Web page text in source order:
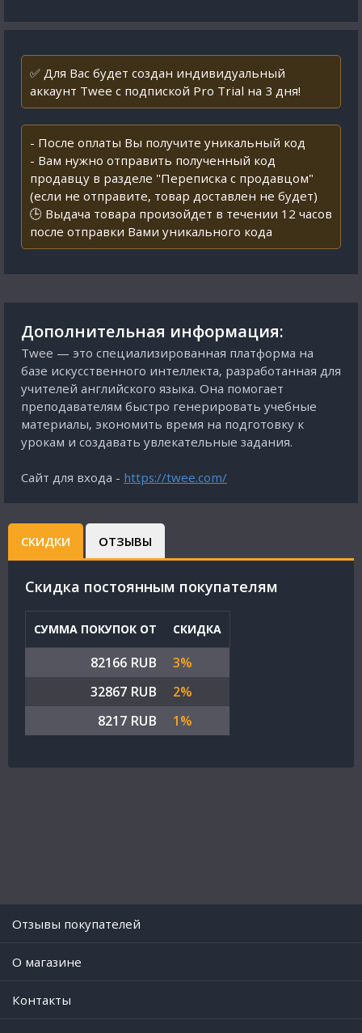
✅ Для Вас будет создан индивидуальный
аккаунт Twee с подпиской Pro Trial на 3 дня!
- После оплаты Вы получите уникальный код
- Вам нужно отправить полученный код
продавцу в разделе "Переписка с продавцом"
(если не отправите, товар доставлен не будет)
🕒 Выдача товара произойдет в течении 12 часов
после отправки Вами уникального кода
Дополнительная информация:
Twee — это специализированная платформа на
базе искусственного интеллекта, разработанная для
учителей английского языка. Она помогает
преподавателям быстро генерировать учебные
материалы, экономить время на подготовку к
урокам и создавать увлекательные задания.
Сайт для входа - https://twee.com/
СКИДКИ ОТЗЫВЫ
Cкидка постоянным покупателям
СУММА ПОКУПОК ОТ СКИДКА
82166 RUB
3%
32867 RUB
2%
8217 RUB
1%
Отзывы покупателей
O магазине
Контакты